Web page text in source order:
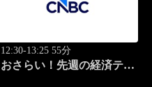
12:30-13:25 55分
おさらい！先週の経済テー